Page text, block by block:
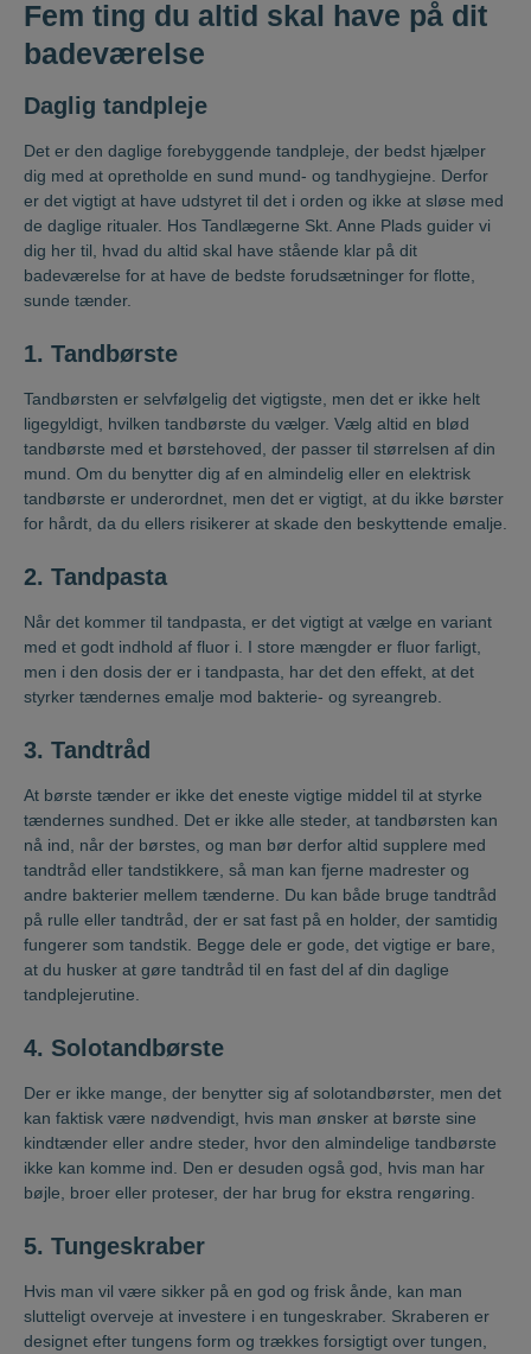
Fem ting du altid skal have på dit
badeværelse
Daglig tandpleje
Det er den daglige forebyggende tandpleje, der bedst hjælper
dig med at opretholde en sund mund- og tandhygiejne. Derfor
er det vigtigt at have udstyret til det i orden og ikke at sløse med
de daglige ritualer. Hos Tandlægerne Skt. Anne Plads guider vi
dig her til, hvad du altid skal have stående klar på dit
badeværelse for at have de bedste forudsætninger for flotte,
sunde tænder.
1. Tandbørste
Tandbørsten er selvfølgelig det vigtigste, men det er ikke helt
ligegyldigt, hvilken tandbørste du vælger. Vælg altid en blød
tandbørste med et børstehoved, der passer til størrelsen af din
mund. Om du benytter dig af en almindelig eller en elektrisk
tandbørste er underordnet, men det er vigtigt, at du ikke børster
for hårdt, da du ellers risikerer at skade den beskyttende emalje.
2. Tandpasta
Når det kommer til tandpasta, er det vigtigt at vælge en variant
med et godt indhold af fluor i. I store mængder er fluor farligt,
men i den dosis der er i tandpasta, har det den effekt, at det
styrker tændernes emalje mod bakterie- og syreangreb.
3. Tandtråd
At børste tænder er ikke det eneste vigtige middel til at styrke
tændernes sundhed. Det er ikke alle steder, at tandbørsten kan
nå ind, når der børstes, og man bør derfor altid supplere med
tandtråd eller tandstikkere, så man kan fjerne madrester og
andre bakterier mellem tænderne. Du kan både bruge tandtråd
på rulle eller tandtråd, der er sat fast på en holder, der samtidig
fungerer som tandstik. Begge dele er gode, det vigtige er bare,
at du husker at gøre tandtråd til en fast del af din daglige
tandplejerutine.
4. Solotandbørste
Der er ikke mange, der benytter sig af solotandbørster, men det
kan faktisk være nødvendigt, hvis man ønsker at børste sine
kindtænder eller andre steder, hvor den almindelige tandbørste
ikke kan komme ind. Den er desuden også god, hvis man har
bøjle, broer eller proteser, der har brug for ekstra rengøring.
5. Tungeskraber
Hvis man vil være sikker på en god og frisk ånde, kan man
slutteligt overveje at investere i en tungeskraber. Skraberen er
designet efter tungens form og trækkes forsigtigt over tungen,